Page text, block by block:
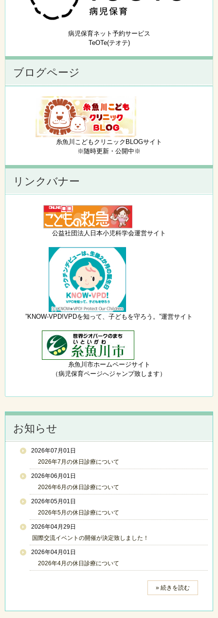
病児保育ネット予約サービス
TeOTe(テオテ)
ブログページ
糸魚川こどもクリニックBLOGサイト
※随時更新・公開中※
リンクバナー
公益社団法人日本小児科学会運営サイト
”KNOW-VPD!VPDを知って、子どもを守ろう。”運営サイト
糸魚川市ホームページサイト
（病児保育ページへジャンプ致します）
お知らせ
2026年07月01日
2026年7月の休日診療について
2026年06月01日
2026年6月の休日診療について
2026年05月01日
2026年5月の休日診療について
2026年04月29日
国際交流イベントの開催が決定致しました！
2026年04月01日
2026年4月の休日診療について
» 続きを読む